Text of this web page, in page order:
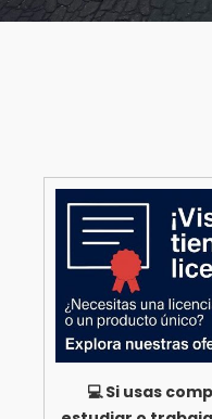
💻 Si usas